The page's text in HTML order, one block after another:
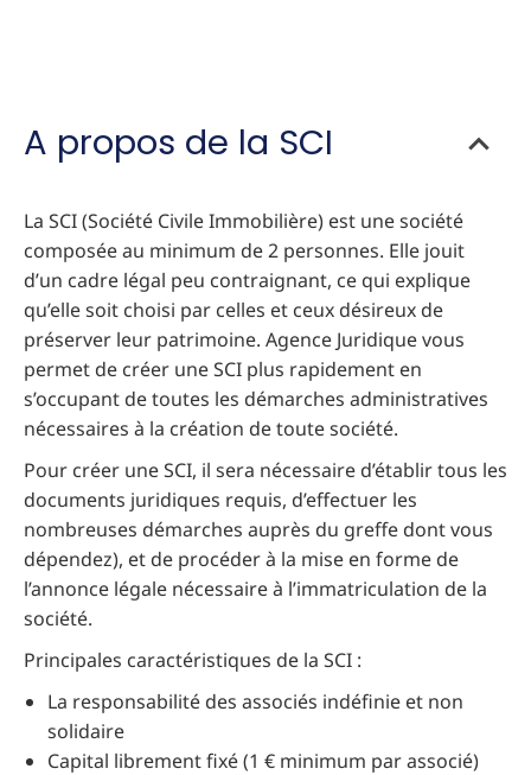
A propos de la SCI
La SCI (Société Civile Immobilière) est une société
composée au minimum de 2 personnes. Elle jouit
d’un cadre légal peu contraignant, ce qui explique
qu’elle soit choisi par celles et ceux désireux de
préserver leur patrimoine. Agence Juridique vous
permet de créer une SCI plus rapidement en
s’occupant de toutes les démarches administratives
nécessaires à la création de toute société.
Pour créer une SCI, il sera nécessaire d’établir tous les
documents juridiques requis, d’effectuer les
nombreuses démarches auprès du greffe dont vous
dépendez), et de procéder à la mise en forme de
l’annonce légale nécessaire à l’immatriculation de la
société.
Principales caractéristiques de la SCI :
La responsabilité des associés indéfinie et non
solidaire
Capital librement fixé (1 € minimum par associé)